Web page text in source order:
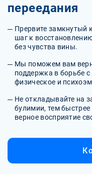
переедания
Прервите замкнутый
шаг к
без чувства вины.
Мы поможем вам
поддержка в борьбе
физическое и
Не откладывайте на
булимии, тем быстрее
верное восприятие